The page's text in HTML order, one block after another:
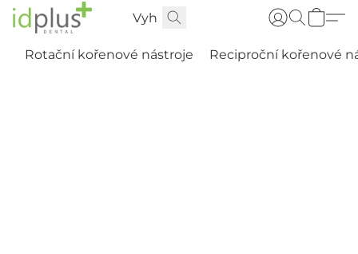
Rotační kořenové nástroje Reciproční kořenové